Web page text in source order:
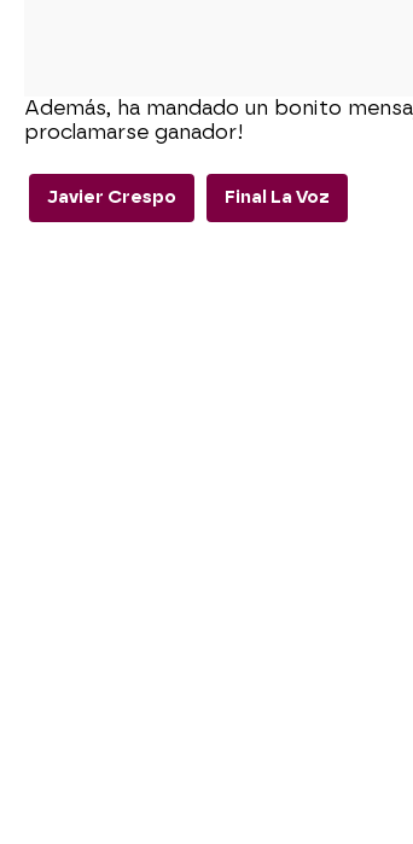
Además, ha mandado un bonito
proclamarse ganador!
Javier Crespo Final La Voz